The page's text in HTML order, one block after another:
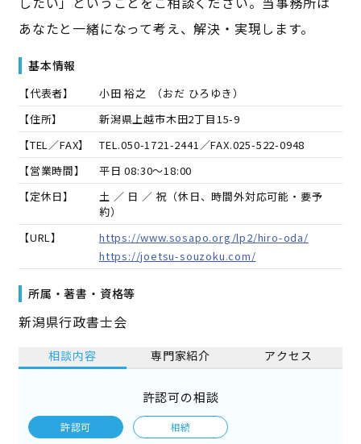
あなたと一緒になって考え、解決・実現します。
基本情報
【代表者】 小田 裕之 （おだ ひろゆき）
【住所】
新潟県上越市木田2丁目15-9
【TEL／FAX】
TEL.050-1721-2441 ／FAX.025-522-0948
【営業時間】
平日 08:30～18:00
【定休日】
土 ／ 日 ／ 祝（休日、時間外対応可能・要予
約）
【URL】
https://www.sosapo.org/lp2/hiro-oda/
https://joetsu-souzoku.com/
所属・著書・資格等
新潟県行政書士会
相談内容 専門家紹介 アクセス
許認可の相談
許認可 相続